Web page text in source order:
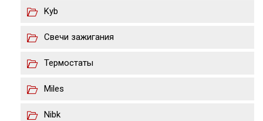
Kyb
Свечи зажигания
Термостаты
Miles
Nibk